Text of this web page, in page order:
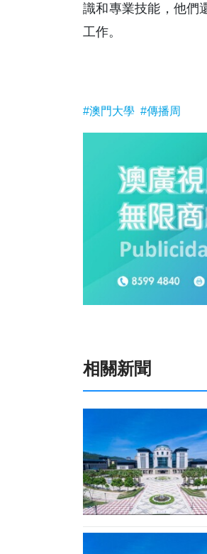
識和專業技能，他們
工作。
#澳門大學 #傳播周
相關新聞